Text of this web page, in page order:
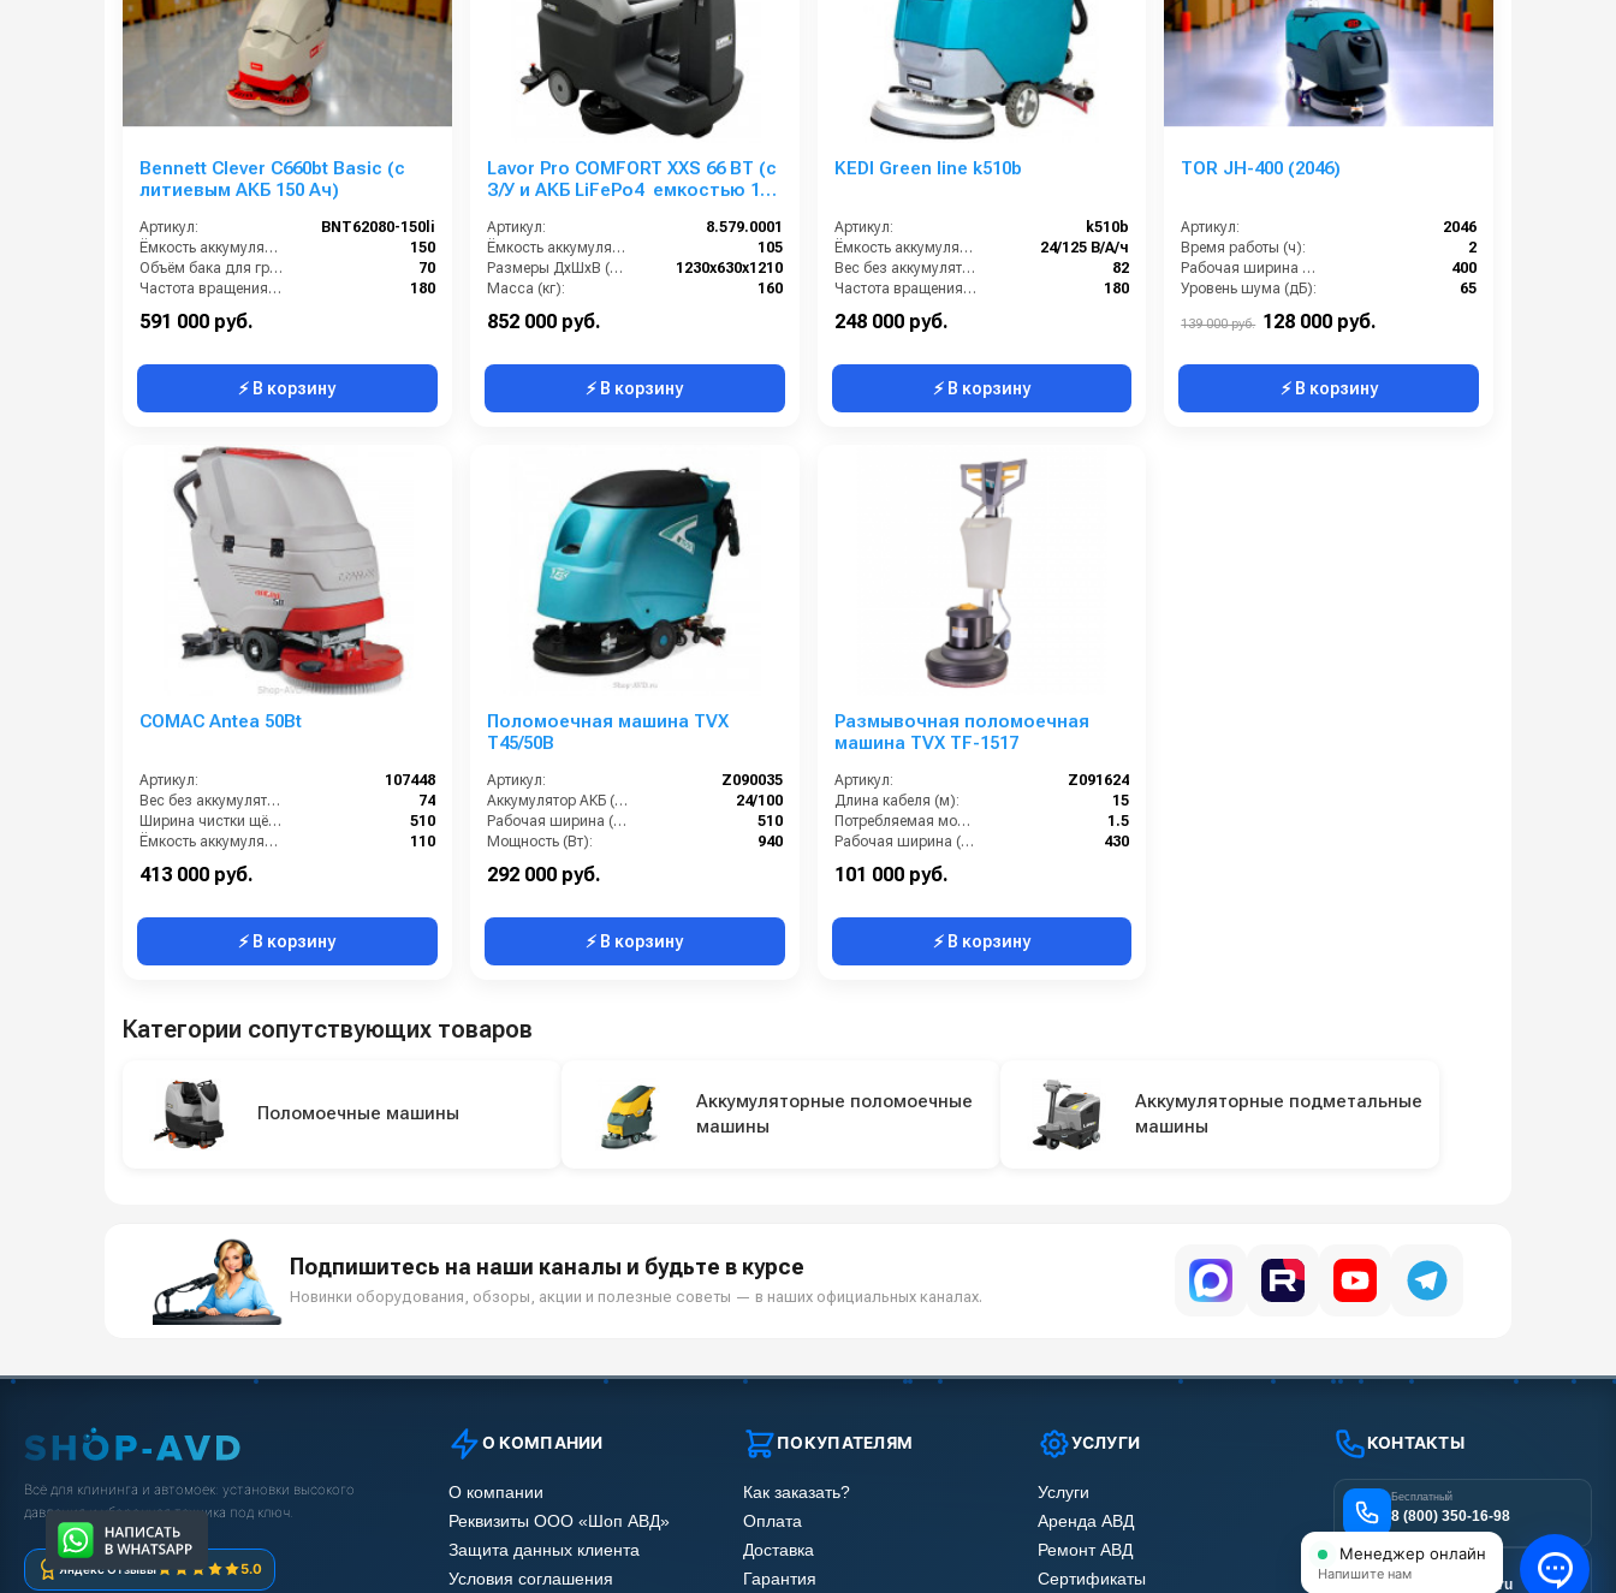
Bennett Clever C660bt Basic (с
литиевым АКБ 150 Ач)
Артикул:
BNT62080-150li
Ёмкость аккумуляторов (Ач):
150
Объём бака для грязной воды (л):
70
Частота вращения щетки (об/мин):
180
591 000 руб.
⚡ В корзину
Lavor Pro COMFORT XXS 66 BT (с
З/У и АКБ LiFePo4 емкостью 100
Артикул:
8.579.0001
Ёмкость аккумуляторов (Ач):
105
Размеры ДхШхВ (мм):
1230x630x1210
Масса (кг):
160
852 000 руб.
⚡ В корзину
KEDI Green line k510b
Артикул:
k510b
Ёмкость аккумуляторов (Ач):
24/125 В/А/ч
Вес без аккумуляторов (кг):
82
Частота вращения щетки (об/мин):
180
248 000 руб.
⚡ В корзину
TOR JH-400 (2046)
Артикул:
2046
Время работы (ч):
2
Рабочая ширина щеток (мм):
400
Уровень шума (дБ):
65
139 000 руб. 128 000 руб.
⚡ В корзину
COMAC Antea 50Bt
Артикул:
107448
Вес без аккумуляторов (кг):
74
Ширина чистки щёток (мм):
510
Ёмкость аккумуляторов (Ач):
110
413 000 руб.
⚡ В корзину
Поломоечная машина TVX
T45/50B
Артикул:
Z090035
Аккумулятор АКБ (В/А·ч):
24/100
Рабочая ширина (мм):
510
Мощность (Вт):
940
292 000 руб.
⚡ В корзину
Размывочная поломоечная
машина TVX TF-1517
Артикул:
Z091624
Длина кабеля (м):
15
Потребляемая мощность (кВт):
1.5
Рабочая ширина (мм):
430
101 000 руб.
⚡ В корзину
Категории сопутствующих товаров
Поломоечные машины
Аккумуляторные поломоечные
машины
Аккумуляторные подметальные
машины
Подпишитесь на наши каналы и будьте в курсе
Новинки оборудования, обзоры, акции и полезные советы — в наших официальных каналах.
Всё для клининга и автомоек: установки высокого
давления и уборочная техника под ключ.
Яндекс Отзывы 5.0
О КОМПАНИИ
О компании
Реквизиты ООО «Шоп АВД»
Защита данных клиента
Условия соглашения
ПОКУПАТЕЛЯМ
Как заказать?
Оплата
Доставка
Гарантия
УСЛУГИ
Услуги
Аренда АВД
Ремонт АВД
Сертификаты
КОНТАКТЫ
Бесплатный
8 (800) 350-16-98
Email
info@shop-avd.ru
Менеджер онлайн
Напишите нам